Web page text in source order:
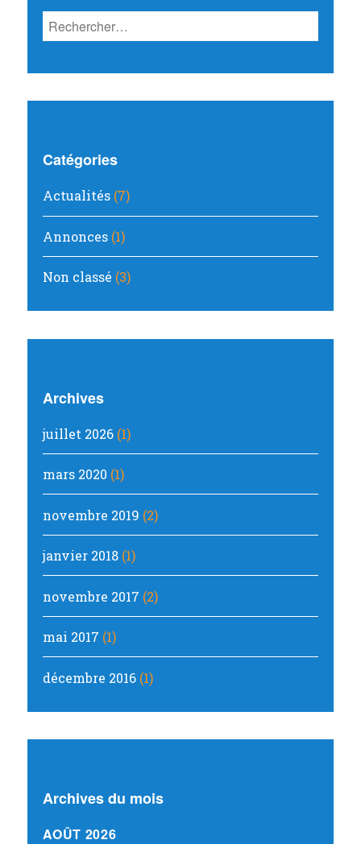
Rechercher :
Catégories
Actualités (7)
Annonces (1)
Non classé (3)
Archives
juillet 2026 (1)
mars 2020 (1)
novembre 2019 (2)
janvier 2018 (1)
novembre 2017 (2)
mai 2017 (1)
décembre 2016 (1)
Archives du mois
AOÛT 2026